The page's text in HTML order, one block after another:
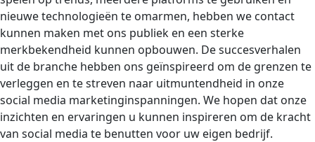
nieuwe technologieën te omarmen, hebben we contact
kunnen maken met ons publiek en een sterke
merkbekendheid kunnen opbouwen. De succesverhalen
uit de branche hebben ons geïnspireerd om de grenzen te
verleggen en te streven naar uitmuntendheid in onze
social media marketinginspanningen. We hopen dat onze
inzichten en ervaringen u kunnen inspireren om de kracht
van social media te benutten voor uw eigen bedrijf.